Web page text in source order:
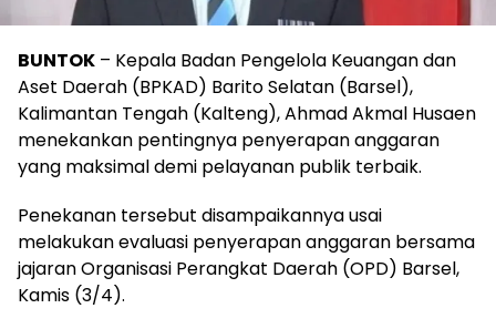
BUNTOK – Kepala Badan Pengelola Keuangan dan
Aset Daerah (BPKAD) Barito Selatan (Barsel),
Kalimantan Tengah (Kalteng), Ahmad Akmal Husaen
menekankan pentingnya penyerapan anggaran
yang maksimal demi pelayanan publik terbaik.
Penekanan tersebut disampaikannya usai
melakukan evaluasi penyerapan anggaran bersama
jajaran Organisasi Perangkat Daerah (OPD) Barsel,
Kamis (3/4).